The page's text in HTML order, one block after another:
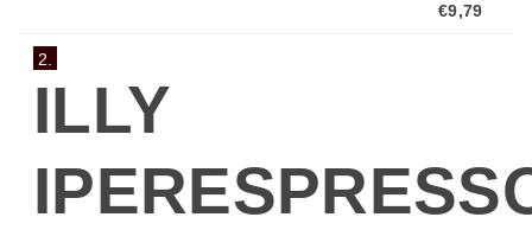
€9,79
2.
ILLY